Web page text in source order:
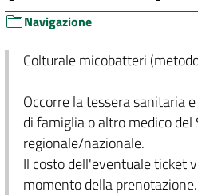
Navigazione
Colturale micobatteri
Occorre la tessera sanitaria
di famiglia o altro medico
regionale/nazionale.
Il costo dell'eventuale ticket
momento della prenotazione.